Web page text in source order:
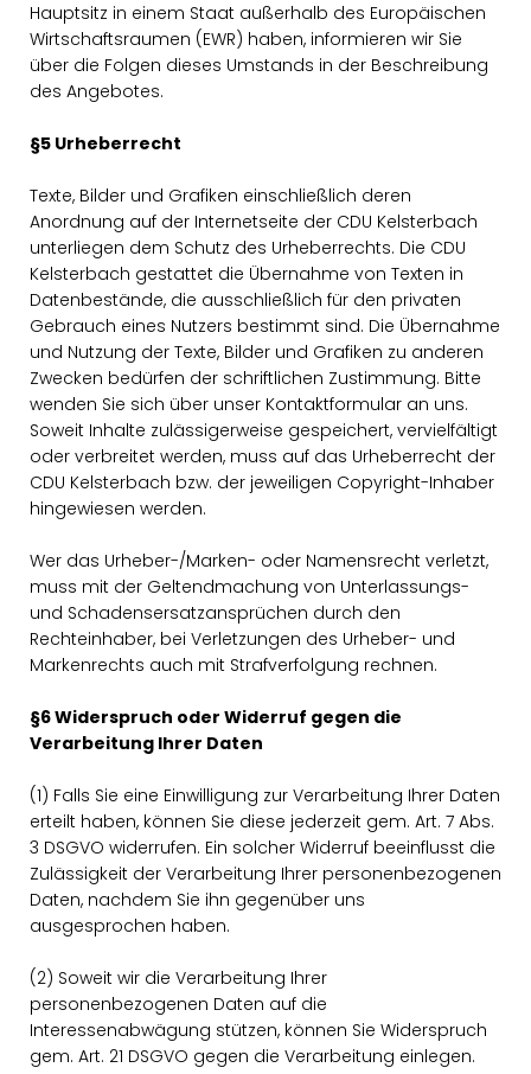
Hauptsitz in einem Staat außerhalb des Europäischen
Wirtschaftsraumen (EWR) haben, informieren wir Sie
über die Folgen dieses Umstands in der Beschreibung
des Angebotes.
§5 Urheberrecht
Texte, Bilder und Grafiken einschließlich deren
Anordnung auf der Internetseite der CDU Kelsterbach
unterliegen dem Schutz des Urheberrechts. Die CDU
Kelsterbach gestattet die Übernahme von Texten in
Datenbestände, die ausschließlich für den privaten
Gebrauch eines Nutzers bestimmt sind. Die Übernahme
und Nutzung der Texte, Bilder und Grafiken zu anderen
Zwecken bedürfen der schriftlichen Zustimmung. Bitte
wenden Sie sich über unser Kontaktformular an uns.
Soweit Inhalte zulässigerweise gespeichert, vervielfältigt
oder verbreitet werden, muss auf das Urheberrecht der
CDU Kelsterbach bzw. der jeweiligen Copyright-Inhaber
hingewiesen werden.
Wer das Urheber-/Marken- oder Namensrecht verletzt,
muss mit der Geltendmachung von Unterlassungs-
und Schadensersatzansprüchen durch den
Rechteinhaber, bei Verletzungen des Urheber- und
Markenrechts auch mit Strafverfolgung rechnen.
§6 Widerspruch oder Widerruf gegen die
Verarbeitung Ihrer Daten
(1) Falls Sie eine Einwilligung zur Verarbeitung Ihrer Daten
erteilt haben, können Sie diese jederzeit gem. Art. 7 Abs.
3 DSGVO widerrufen. Ein solcher Widerruf beeinflusst die
Zulässigkeit der Verarbeitung Ihrer personenbezogenen
Daten, nachdem Sie ihn gegenüber uns
ausgesprochen haben.
(2) Soweit wir die Verarbeitung Ihrer
personenbezogenen Daten auf die
Interessenabwägung stützen, können Sie Widerspruch
gem. Art. 21 DSGVO gegen die Verarbeitung einlegen.